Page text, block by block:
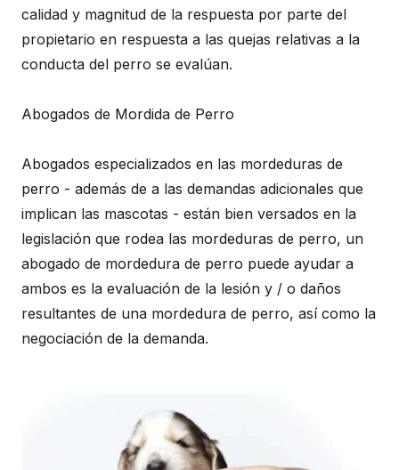
calidad y magnitud de la respuesta por parte del
propietario en respuesta a las quejas relativas a la
conducta del perro se evalúan.
Abogados de Mordida de Perro
Abogados especializados en las mordeduras de
perro - además de a las demandas adicionales que
implican las mascotas - están bien versados en la
legislación que rodea las mordeduras de perro, un
abogado de mordedura de perro puede ayudar a
ambos es la evaluación de la lesión y / o daños
resultantes de una mordedura de perro, así como la
negociación de la demanda.